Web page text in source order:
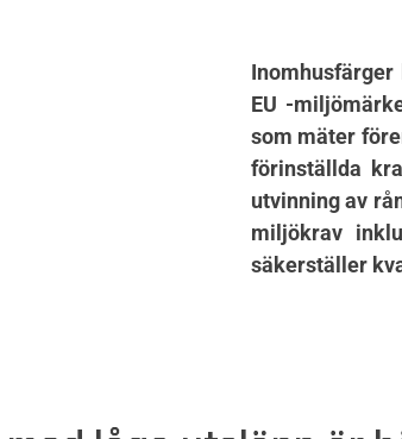
EU -
som mäter
förinställda
utvinning av
miljökrav
säkerställer